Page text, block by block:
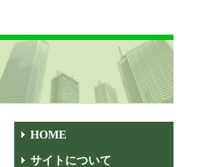
HOME
サイトについて